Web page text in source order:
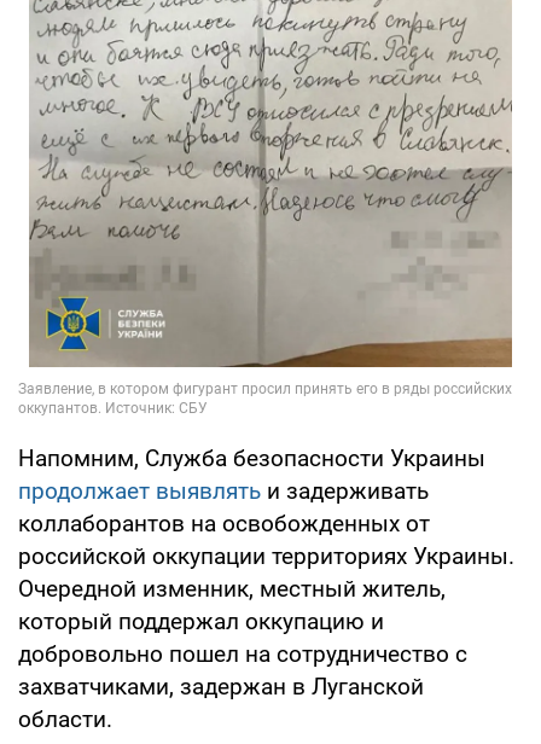
Напомним, Служба безопасности Украины
продолжает выявлять и задерживать
коллаборантов на освобожденных от
российской оккупации территориях Украины.
Очередной изменник, местный житель,
который поддержал оккупацию и
добровольно пошел на сотрудничество с
захватчиками, задержан в Луганской
области.